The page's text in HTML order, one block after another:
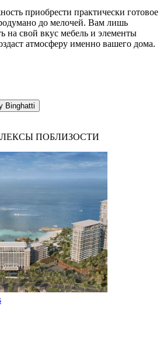
приобрести практически готовое
до мелочей. Вам лишь
на свой вкус мебель и элементы
атмосферу именно вашего дома.
Binghatti
ПОБЛИЗОСТИ